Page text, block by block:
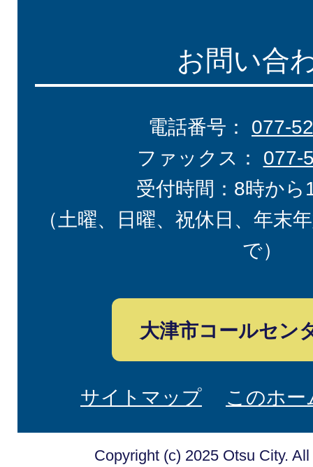
お問い合
電話番号： 077-
ファックス： 077-
受付時間：8時から
（土曜、日曜、祝休日、年末
で）
大津市コールセン
サイトマップ このホ
Copyright (c) 2025 Otsu City.